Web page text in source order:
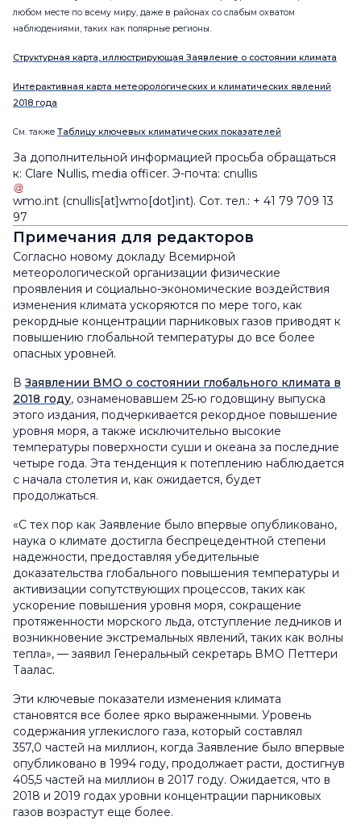
любом месте по всему миру, даже в районах со слабым охватом
наблюдениями, таких как полярные регионы.
Структурная карта, иллюстрирующая Заявление о состоянии климата
Интерактивная карта метеорологических и климатических явлений
2018 года
См. также Таблицу ключевых климатических показателей
За дополнительной информацией просьба обращаться
к: Clare Nullis, media officer. Э-почта: cnullis
wmo.int (cnullis[at]wmo[dot]int). Сот. тел.: + 41 79 709 13
97
Примечания для редакторов
Согласно новому докладу Всемирной
метеорологической организации физические
проявления и социально-экономические воздействия
изменения климата ускоряются по мере того, как
рекордные концентрации парниковых газов приводят к
повышению глобальной температуры до все более
опасных уровней.
ВЗаявлении ВМО о состоянии глобального климата в
2018 году, ознаменовавшем 25‑ю годовщину выпуска
этого издания, подчеркивается рекордное повышение
уровня моря, а также исключительно высокие
температуры поверхности суши и океана за последние
четыре года. Эта тенденция к потеплению наблюдается
с начала столетия и, как ожидается, будет
продолжаться.
«С тех пор как Заявление было впервые опубликовано,
наука о климате достигла беспрецедентной степени
надежности, предоставляя убедительные
доказательства глобального повышения температуры и
активизации сопутствующих процессов, таких как
ускорение повышения уровня моря, сокращение
протяженности морского льда, отступление ледников и
возникновение экстремальных явлений, таких как волны
тепла», — заявил Генеральный секретарь ВМО Петтери
Таалас.
Эти ключевые показатели изменения климата
становятся все более ярко выраженными. Уровень
содержания углекислого газа, который составлял
357,0 частей на миллион, когда Заявление было впервые
опубликовано в 1994 году, продолжает расти, достигнув
405,5 частей на миллион в 2017 году. Ожидается, что в
2018 и 2019 годах уровни концентрации парниковых
газов возрастут еще более.